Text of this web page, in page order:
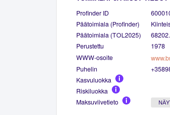
Profinder ID
Päätoimiala (Profinder)
Päätoimiala (TOL2025)
Perustettu
1978
WWW-osoite
Puhelin
Kasvuluokka
Riskiluokka
Maksuviivetieto